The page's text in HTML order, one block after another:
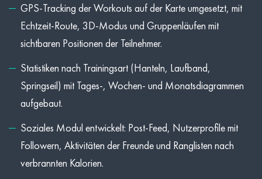
GPS-Tracking der Workouts auf der Karte umgesetzt, mit
Echtzeit-Route, 3D-Modus und Gruppenläufen mit
sichtbaren Positionen der Teilnehmer.
Statistiken nach Trainingsart (Hanteln, Laufband,
Springseil) mit Tages-, Wochen- und Monatsdiagrammen
aufgebaut.
Soziales Modul entwickelt: Post-Feed, Nutzerprofile mit
Followern, Aktivitäten der Freunde und Ranglisten nach
verbrannten Kalorien.